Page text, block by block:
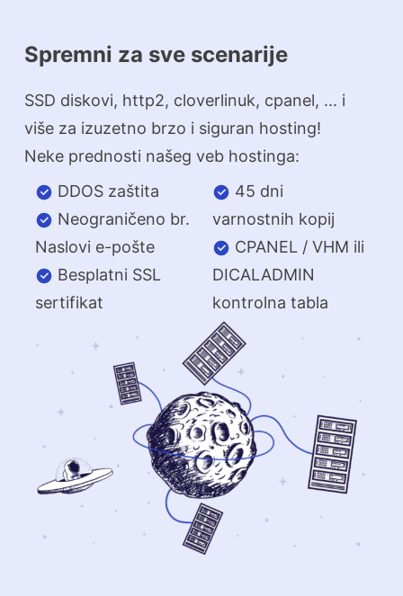
Spremni za sve scenarije
SSD diskovi, http2, cloverlinuk, cpanel, ... i
više za izuzetno brzo i siguran hosting!
Neke prednosti našeg veb hostinga:
DDOS zaštita
Neograničeno br.
Naslovi e-pošte
Besplatni SSL
sertifikat
45 dni
varnostnih kopij
CPANEL / VHM ili
DICALADMIN
kontrolna tabla